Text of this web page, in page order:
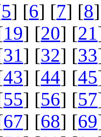
5] [6] [7] [8
19] [20] [21
31] [32] [33
43] [44] [45
55] [56] [57
67] [68] [69